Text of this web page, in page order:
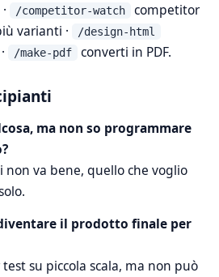
/competitor-watch
competitor
varianti · /design-html
/make-pdf converti in PDF.
ma non so programmare
va bene, quello che voglio
il prodotto finale per
su piccola scala, ma non può